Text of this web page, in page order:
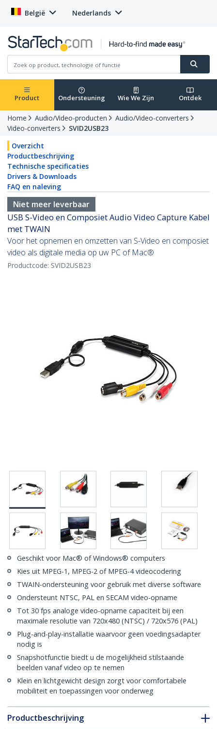
België Nederlands
Product Ondersteuning Wie We Zijn Ontdek
Home Audio/Video-producten
Audio/Video-converters
Video-converters
SVID2USB23
Overzicht
Productbeschrijving
Technische specificaties
Drivers & Downloads
FAQ en naleving
Niet meer leverbaar
USB S-Video en Composiet Audio Video Capture Kabel
met TWAIN
Voor het opnemen en omzetten van S-Video en composiet
video als digitale media op uw PC of Mac®
Productcode: SVID2USB23
Geschikt voor Mac® of Windows® computers
Kies uit MPEG-1, MPEG-2 of MPEG-4 videocodering
TWAIN-ondersteuning voor gebruik met diverse software
Ondersteunt NTSC, PAL en SECAM video-opname
Tot 30 fps analoge video-opname capaciteit bij een
maximale resolutie van 720x480 (NTSC) / 720x576 (PAL)
Plug-and-play-installatie waarvoor geen voedingsadapter
nodig is
Snapshotfunctie biedt u de mogelijkheid stilstaande
beelden vanaf video op te nemen
Klein en lichtgewicht design zorgt voor comfortabele
mobiliteit en toepassingen voor onderweg
Productbeschrijving